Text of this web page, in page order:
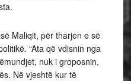
Maliqit, për tharjen e së
“Ata që vdisnin nga
nuk i groposnin,
Në vjeshtë kur të